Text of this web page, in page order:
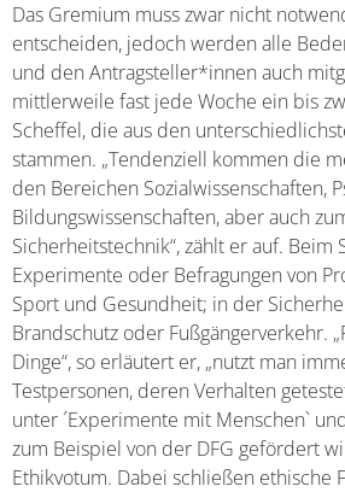
Das Gremium muss zwar nicht
entscheiden, jedoch werden alle
und den Antragsteller*innen auch
mittlerweile fast jede Woche ein bis
Scheffel, die aus den
stammen. „Tendenziell kommen die
den Bereichen Sozialwissenschaften,
Bildungswissenschaften, aber auch
Sicherheitstechnik“, zählt er auf. Beim
Experimente oder Befragungen von
Sport und Gesundheit; in der
Brandschutz oder Fußgängerverkehr.
Dinge“, so erläutert er, „nutzt man
Testpersonen, deren Verhalten
unter ´Experimente mit Menschen`
zum Beispiel von der DFG gefördert
Ethikvotum. Dabei schließen ethische